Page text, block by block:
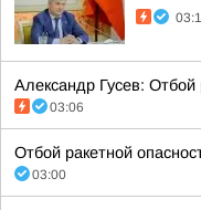
Александр Гусев: Отбой
03:06
Отбой ракетной
03:00